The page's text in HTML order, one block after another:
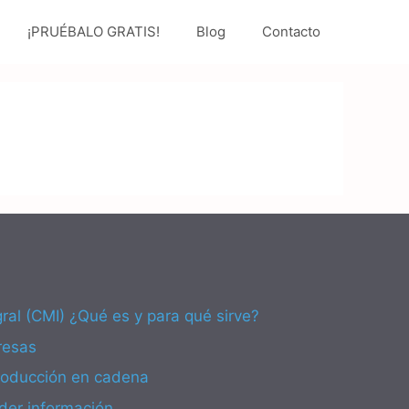
¡PRUÉBALO GRATIS! Blog Contacto
(CMI) ¿Qué es y para qué sirve?
en cadena